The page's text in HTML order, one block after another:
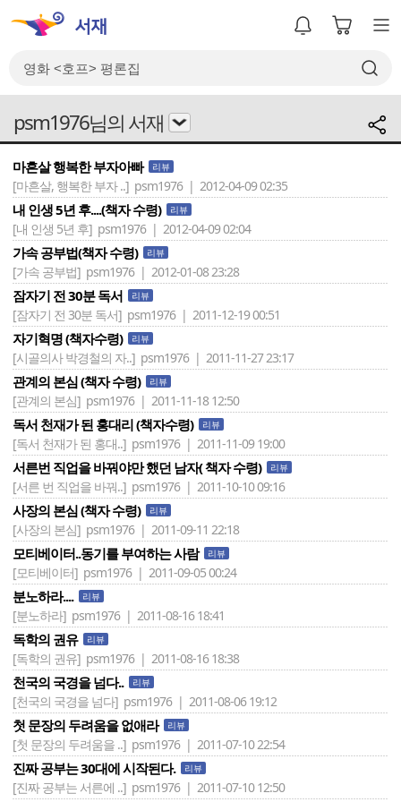
psm1976님의 서재
마흔살 행복한 부자아빠 리뷰
[마흔살, 행복한 부자 ..] psm1976 | 2012-04-09 02:35
내 인생 5년 후....(책자 수령) 리뷰
[내 인생 5년 후] psm1976 | 2012-04-09 02:04
가속 공부법(책자 수령) 리뷰
[가속 공부법] psm1976 | 2012-01-08 23:28
잠자기 전 30분 독서 리뷰
[잠자기 전 30분 독서] psm1976 | 2011-12-19 00:51
자기혁명 (책자수령) 리뷰
[시골의사 박경철의 자..] psm1976 | 2011-11-27 23:17
관계의 본심 (책자 수령) 리뷰
[관계의 본심] psm1976 | 2011-11-18 12:50
독서 천재가 된 홍대리 (책자수령) 리뷰
[독서 천재가 된 홍대..] psm1976 | 2011-11-09 19:00
서른번 직업을 바꿔야만 했던 남자( 책자 수령) 리뷰
[서른 번 직업을 바꿔..] psm1976 | 2011-10-10 09:16
사장의 본심 (책자 수령) 리뷰
[사장의 본심] psm1976 | 2011-09-11 22:18
모티베이터..동기를 부여하는 사람 리뷰
[모티베이터] psm1976 | 2011-09-05 00:24
분노하라.... 리뷰
[분노하라] psm1976 | 2011-08-16 18:41
독학의 권유 리뷰
[독학의 권유] psm1976 | 2011-08-16 18:38
천국의 국경을 넘다.. 리뷰
[천국의 국경을 넘다] psm1976 | 2011-08-06 19:12
첫 문장의 두려움을 없애라 리뷰
[첫 문장의 두려움을 ..] psm1976 | 2011-07-10 22:54
진짜 공부는 30대에 시작된다. 리뷰
[진짜 공부는 서른에 ..] psm1976 | 2011-07-10 12:50